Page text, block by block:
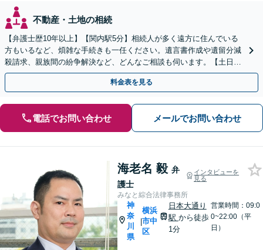
不動産・土地の相続
【弁護士歴10年以上】【関内駅5分】相続人が多く遠方に住んでいる
方もいるなど、煩雑な手続きも一任ください。遺言書作成や遺留分減
殺請求、親族間の紛争解決など、どんなご相談も伺います。【土日対
応可能】【子連れ相談可】
料金表を見る
電話でお問い合わせ メールでお問い合わせ
海老名 毅 弁
護士
インタビューを
見る
みなと綜合法律事務所
神
奈
川
県
|
横浜
市中
区
日本大通り
駅 から徒歩
1分
営業時間：09:0
0~22:00（平
日）